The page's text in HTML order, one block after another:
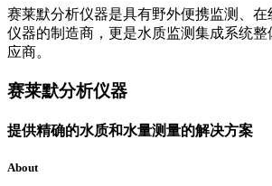
赛莱默分析仪器是具有野外便携监测、
仪器的制造商，更是水质监测集成系统
应商。
赛莱默分析仪器
提供精确的水质和水量测量的解决方案
About